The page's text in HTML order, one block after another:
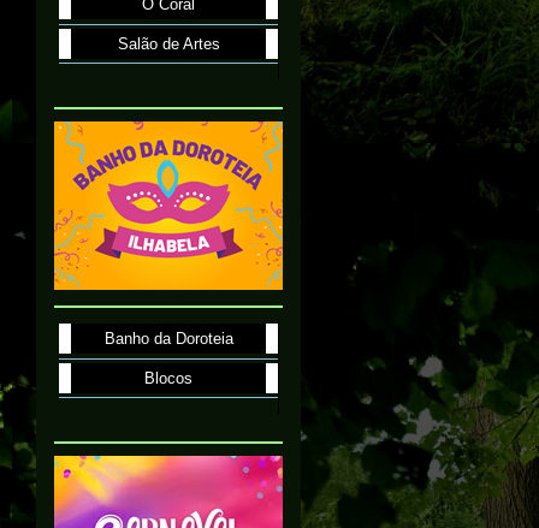
O Coral
Salão de Artes
Banho da Doroteia
Blocos